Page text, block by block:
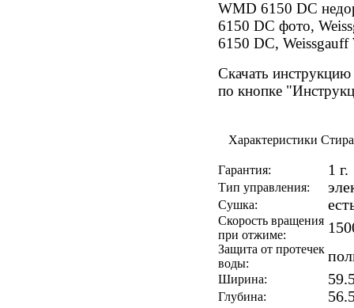
WMD 6150 DC
6150 DC фото,
6150 DC,
Скачать
по кнопке
Характеристики
Гарантия: 1 г.
Тип управления:
Сушка:
Скорость вращения
при отжиме:
Защита от протечек
воды:
Ширина:
Глубина: